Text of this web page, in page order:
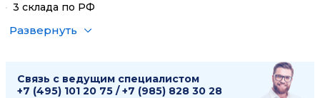
3 склада по РФ
Развернуть
Связь с ведущим специалистом
+7 (495) 101 20 75 /+7 (985) 828 30 28